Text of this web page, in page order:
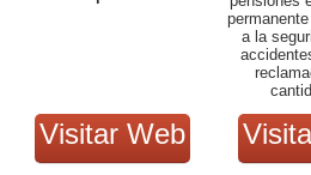
Visitar Web
a la